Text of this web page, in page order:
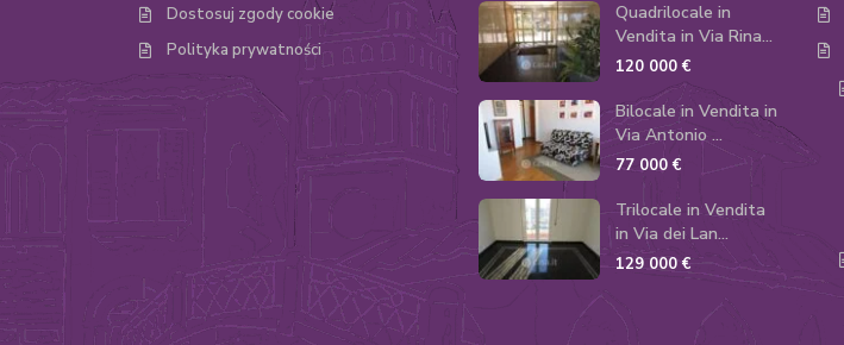
Dostosuj zgody cookie
Polityka prywatności
Quadrilocale in
Vendita in Via Rina...
120 000 €
Bilocale in Vendita in
Via Antonio ...
77 000 €
Trilocale in Vendita
in Via dei Lan...
129 000 €